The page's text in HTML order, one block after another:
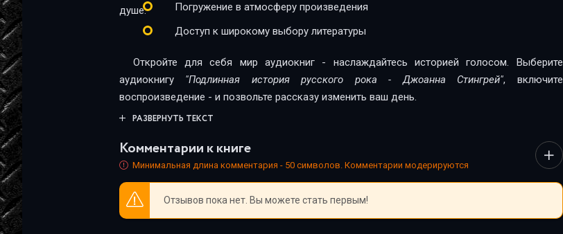
душе.
Погружение в атмосферу произведения
Доступ к широкому выбору литературы
Откройте для себя мир аудиокниг - наслаждайтесь историей голосом. Выберите
аудиокнигу "Подлинная история руccкого рока - Джоанна Стингрей", включите
воспроизведение - и позвольте рассказу изменить ваш день.
РАЗВЕРНУТЬ ТЕКСТ
Комментарии к книге
Минимальная длина комментария - 50 символов. Комментарии модерируются
Отзывов пока нет. Вы можете стать первым!